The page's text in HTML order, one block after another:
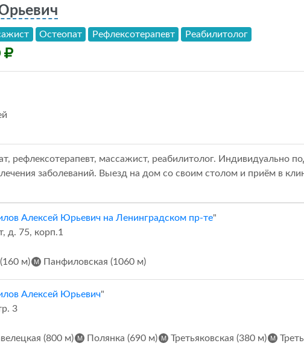
Остеопат Рефлексотерапевт Реабилитолог
рефлексотерапевт, массажист, реабилитолог. Индивидуально
заболеваний. Выезд на дом со своим столом и приём в
Алексей Юрьевич на Ленинградском пр-те"
д. 75, корп.1
м) Панфиловская (1060 м)
Алексей Юрьевич"
3
(800 м) Полянка (690 м) Третьяковская (380 м)